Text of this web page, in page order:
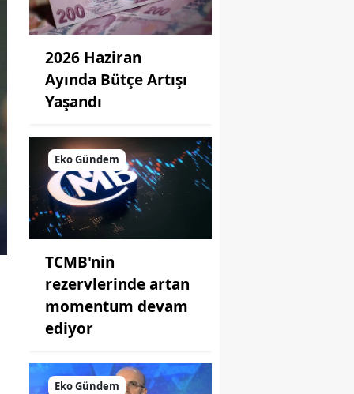
2026 Haziran
Ayında Bütçe Artışı
Yaşandı
Eko Gündem
TCMB'nin
rezervlerinde artan
momentum devam
ediyor
Eko Gündem